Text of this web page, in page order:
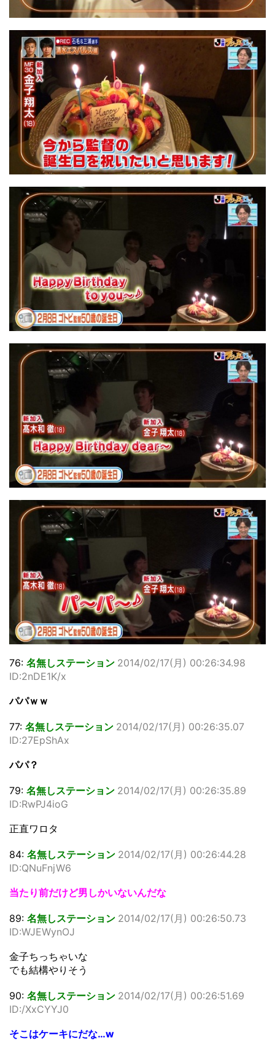
76: 名無しステーション 2014/02/17(月) 00:26:34.98
ID:2nDE1K/x
パパｗｗ
77: 名無しステーション 2014/02/17(月) 00:26:35.07
ID:27EpShAx
パパ？
79: 名無しステーション 2014/02/17(月) 00:26:35.89
ID:RwPJ4ioG
正直ワロタ
84: 名無しステーション 2014/02/17(月) 00:26:44.28
ID:QNuFnjW6
当たり前だけど男しかいないんだな
89: 名無しステーション 2014/02/17(月) 00:26:50.73
ID:WJEWynOJ
金子ちっちゃいな
でも結構やりそう
90: 名無しステーション 2014/02/17(月) 00:26:51.69
ID:/XxCYYJ0
そこはケーキにだな…w